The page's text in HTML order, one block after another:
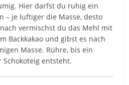
Hier darfst du ruhig ein
– je luftiger die Masse, desto
vermischst du das Mehl mit
Backkakao und gibst es nach
Masse. Rühre, bis ein
entsteht.